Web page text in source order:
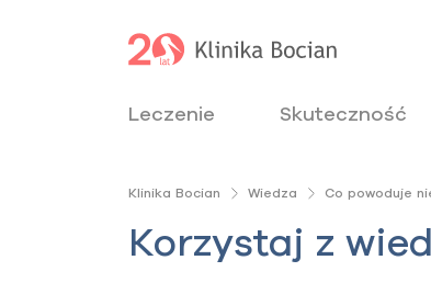
Leczenie Skuteczność
Klinika Bocian Wiedza Co powoduje
Korzystaj z